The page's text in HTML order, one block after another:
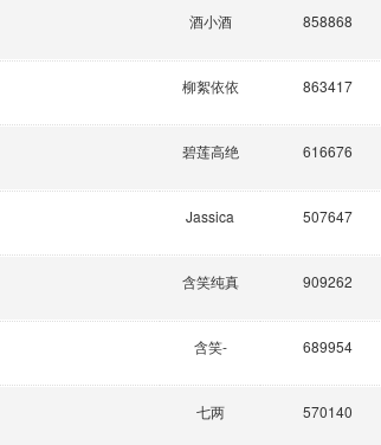
酒小酒 858868
柳絮依依 863417
碧莲高绝 616676
Jassica 507647
含笑纯真 909262
含笑- 689954
七两 570140